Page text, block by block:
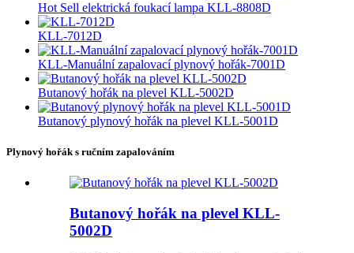
Hot Sell elektrická foukací lampa KLL-8808D
KLL-7012D
KLL-Manuální zapalovací plynový hořák-7001D
Butanový hořák na plevel KLL-5002D
Butanový plynový hořák na plevel KLL-5001D
Plynový hořák s ručním zapalováním
Butanový hořák na plevel KLL-
5002D